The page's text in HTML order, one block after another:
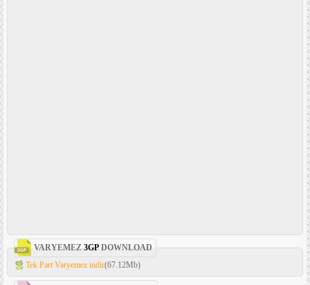
VARYEMEZ 3GP DOWNLOAD
Tek Part Varyemez indir(67.12Mb)